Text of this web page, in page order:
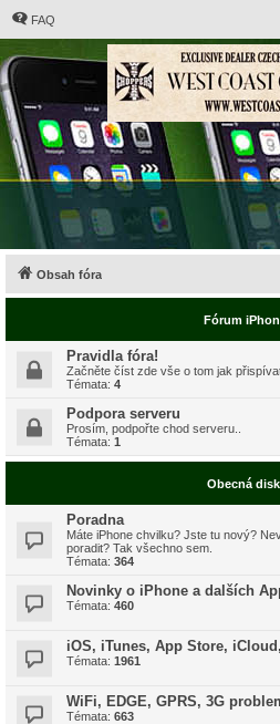
FAQ
Obsah fóra
Fórum
Pravidla fóra!
Začněte číst zde vše o tom jak
Témata: 4
Podpora serveru
Prosím, podpořte chod serveru..
Témata: 1
Obecná
Poradna
Máte iPhone chvilku? Jste tu nový?
poradit? Tak všechno sem.
Témata: 364
Novinky o iPhone a dalších
Témata: 460
iOS, iTunes, App Store,
Témata: 1961
WiFi, EDGE, GPRS, 3G
Témata: 663